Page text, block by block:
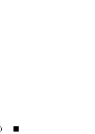
） ■